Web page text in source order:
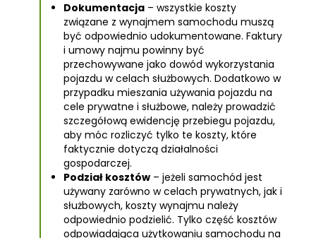
Dokumentacja – wszystkie koszty
związane z wynajmem samochodu muszą
być odpowiednio udokumentowane. Faktury
i umowy najmu powinny być
przechowywane jako dowód wykorzystania
pojazdu w celach służbowych. Dodatkowo w
przypadku mieszania używania pojazdu na
cele prywatne i służbowe, należy prowadzić
szczegółową ewidencję przebiegu pojazdu,
aby móc rozliczyć tylko te koszty, które
faktycznie dotyczą działalności
gospodarczej.
Podział kosztów – jeżeli samochód jest
używany zarówno w celach prywatnych, jak i
służbowych, koszty wynajmu należy
odpowiednio podzielić. Tylko część kosztów
odpowiadająca użytkowaniu samochodu na